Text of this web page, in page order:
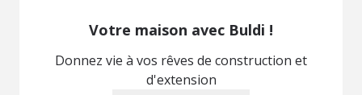
Votre maison avec Buldi !
Donnez vie à vos rêves de construction et
d'extension